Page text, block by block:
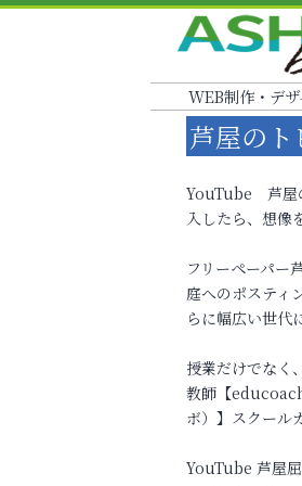
WEB制作・デ
芦屋のト
YouTube 芦屋
入したら、想像
フリーペーパー
庭へのポスティ
らに幅広い世代
授業だけでなく
教師【
ボ）】スクール
YouTube 芦屋